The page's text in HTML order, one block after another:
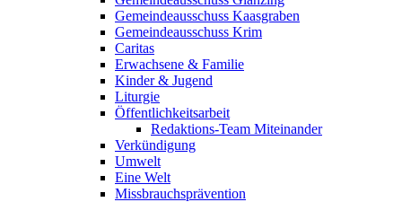
Gemeindeausschuss Kaasgraben
Gemeindeausschuss Krim
Caritas
Erwachsene & Familie
Kinder & Jugend
Liturgie
Öffentlichkeitsarbeit
Redaktions-Team Miteinander
Verkündigung
Umwelt
Eine Welt
Missbrauchsprävention